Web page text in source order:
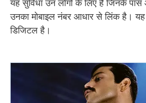
यह सुविधा उन लोगों के लिए है जिनके
उनका मोबाइल नंबर आधार से लिंक है।
डिजिटल है।